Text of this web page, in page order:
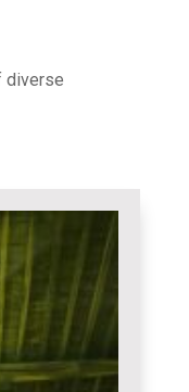
diverse